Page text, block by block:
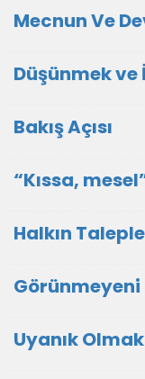
Mecnun Ve
Düşünmek
Bakış Açısı
“Kıssa,
Halkın
Uyanık